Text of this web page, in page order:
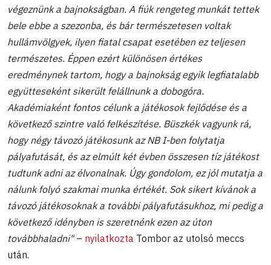
végeznünk a bajnokságban. A fiúk rengeteg munkát tettek
bele ebbe a szezonba, és bár természetesen voltak
hullámvölgyek, ilyen fiatal csapat esetében ez teljesen
természetes. Éppen ezért különösen értékes
eredménynek tartom, hogy a bajnokság egyik legfiatalabb
együtteseként sikerült felállnunk a dobogóra.
Akadémiaként fontos célunk a játékosok fejlődése és a
következő szintre való felkészítése. Büszkék vagyunk rá,
hogy négy távozó játékosunk az NB I-ben folytatja
pályafutását, és az elmúlt két évben összesen tíz játékost
tudtunk adni az élvonalnak. Úgy gondolom, ez jól mutatja a
nálunk folyó szakmai munka értékét. Sok sikert kívánok a
távozó játékosoknak a további pályafutásukhoz, mi pedig a
következő idényben is szeretnénk ezen az úton
továbbhaladni"– nyilatkozta Tombor az utolsó meccs
után.